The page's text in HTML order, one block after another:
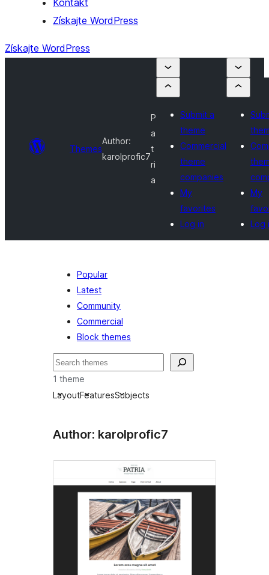
Kontakt
Získajte WordPress
Získajte WordPress
Themes
Author:
karolprofic7
P
a
t
ri
a
Submit a
theme
Commercial
theme
companies
My
favorites
Log in
My
Log
Popular
Latest
Community
Commercial
Block themes
Hľadať
1 theme
LayoutFeaturesSubjects
Author: karolprofic7